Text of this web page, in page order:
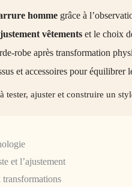
homme grâce à
vêtements et le choix
robe après transformation
et accessoires pour équilibrer
tester, ajuster et construire un
et l’ajustement